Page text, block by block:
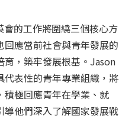
的工作將圍繞三個核心方
應當前社會與青年發展的
育，築牢發展根基。Jason
表性的青年專業組織，將
積極回應青年在學業、就
他們深入了解國家發展戰